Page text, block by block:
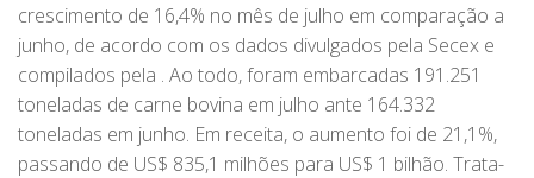
crescimento de 16,4% no mês de julho em comparação a
junho, de acordo com os dados divulgados pela Secex e
compilados pela . Ao todo, foram embarcadas 191.251
toneladas de carne bovina em julho ante 164.332
toneladas em junho. Em receita, o aumento foi de 21,1%,
passando de US$ 835,1 milhões para US$ 1 bilhão. Trata-